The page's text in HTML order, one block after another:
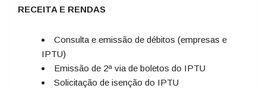
RECEITA E RENDAS
Consulta e emissão de débitos (empresas e
IPTU)
Emissão de 2ª via de boletos do IPTU
Solicitação de isenção do IPTU